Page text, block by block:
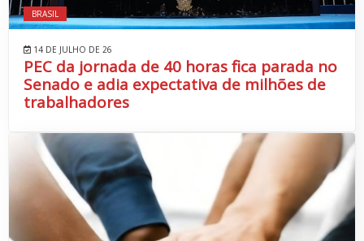
BRASIL
14 DE JULHO DE 26
PEC da jornada de 40 horas fica parada no
Senado e adia expectativa de milhões de
trabalhadores